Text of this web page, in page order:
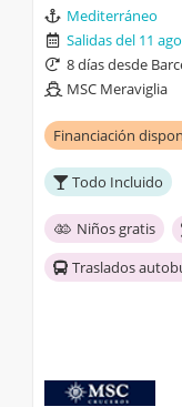
Mediterráneo
Salidas del 11
8 días desde
MSC Meraviglia
Financiación
Todo Incluido
Niños gratis
Traslados